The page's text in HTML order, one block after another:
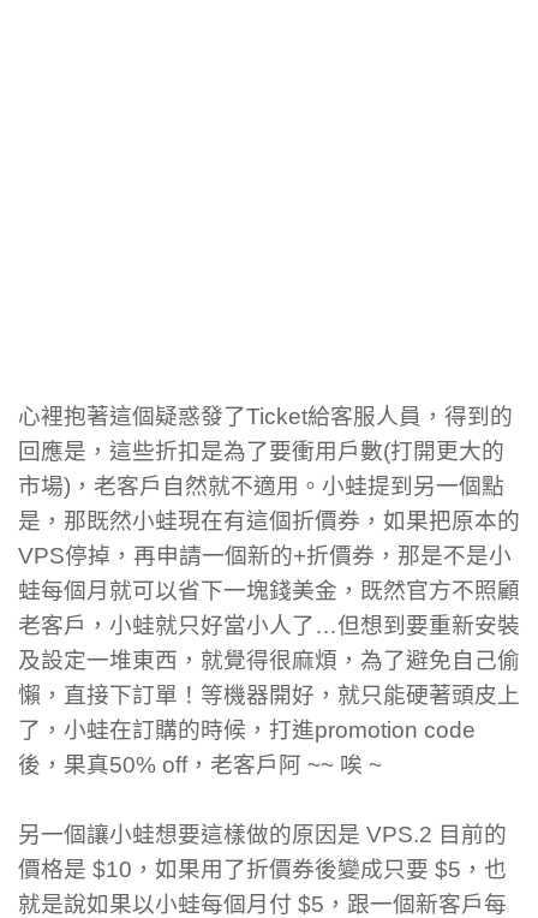
心裡抱著這個疑惑發了Ticket給客服人員，得到的
回應是，這些折扣是為了要衝用戶數(打開更大的
市場)，老客戶自然就不適用。小蛙提到另一個點
是，那既然小蛙現在有這個折價券，如果把原本的
VPS停掉，再申請一個新的+折價券，那是不是小
蛙每個月就可以省下一塊錢美金，既然官方不照顧
老客戶，小蛙就只好當小人了…但想到要重新安裝
及設定一堆東西，就覺得很麻煩，為了避免自己偷
懶，直接下訂單！等機器開好，就只能硬著頭皮上
了，小蛙在訂購的時候，打進promotion code
後，果真50% off，老客戶阿 ~~ 唉 ~
另一個讓小蛙想要這樣做的原因是 VPS.2 目前的
價格是 $10，如果用了折價券後變成只要 $5，也
就是說如果以小蛙每個月付 $5，跟一個新客戶每